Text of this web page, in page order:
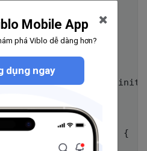
React.Component {
Mobile App
phá Viblo dễ dàng hơn?
dụng ngay